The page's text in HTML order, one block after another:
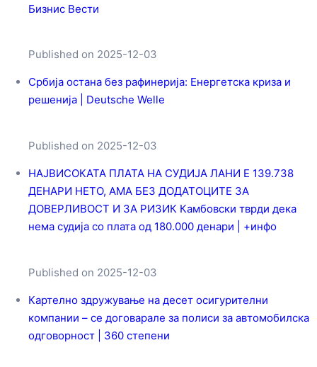
Бизнис Вести
Published on 2025-12-03
Србија остана без рафинерија: Енергетска криза и
решенија | Deutsche Welle
Published on 2025-12-03
НАЈВИСОКАТА ПЛАТА НА СУДИЈА ЛАНИ Е 139.738
ДЕНАРИ НЕТО, АМА БЕЗ ДОДАТОЦИТЕ ЗА
ДОВЕРЛИВОСТ И ЗА РИЗИК Камбовски тврди дека
нема судија со плата од 180.000 денари | +инфо
Published on 2025-12-03
Картелно здружување на десет осигурителни
компании – се договарале за полиси за автомобилска
одговорност | 360 степени